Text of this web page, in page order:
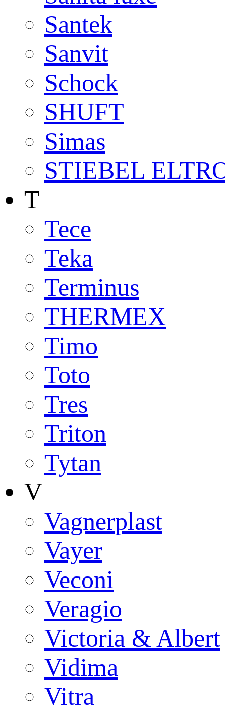
Santek
Sanvit
Schock
SHUFT
Simas
STIEBEL
T
Tece
Teka
Terminus
THERMEX
Timo
Toto
Tres
Triton
Tytan
V
Vagnerplast
Vayer
Veconi
Veragio
Victoria & Albert
Vidima
Vitra